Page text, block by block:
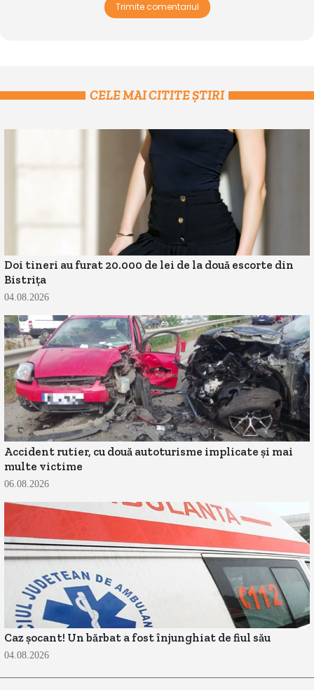
Trimite comentariul
CELE MAI CITITE ȘTIRI
Doi tineri au furat 20.000 de lei de la două escorte din
Bistrița
04.08.2026
Accident rutier, cu două autoturisme implicate și mai
multe victime
06.08.2026
Caz șocant! Un bărbat a fost înjunghiat de fiul său
04.08.2026